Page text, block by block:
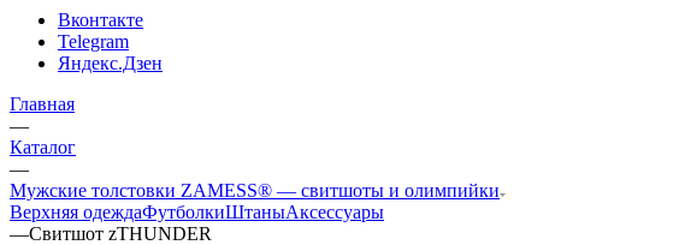
Вконтакте
Telegram
Яндекс.Дзен
Главная
—
Каталог
—
Мужские толстовки ZAMESS® — свитшоты и олимпийки
Верхняя одеждаФутболкиШтаныАксессуары
—Свитшот zTHUNDER